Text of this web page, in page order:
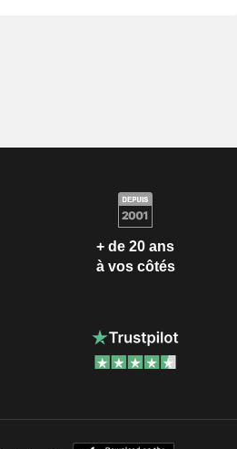
+ de 20 ans
à vos côtés